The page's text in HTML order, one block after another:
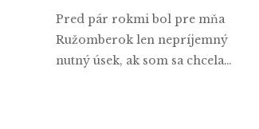
Pred pár rokmi bol pre mňa
Ružomberok len nepríjemný
nutný úsek, ak som sa chcela…